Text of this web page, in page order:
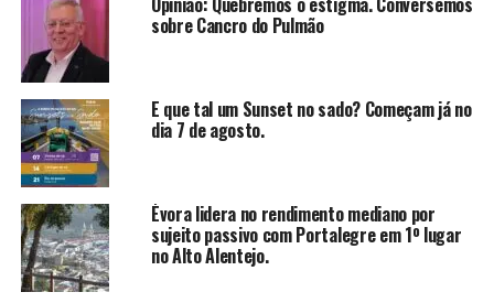
sobre Cancro do Pulmão
E que tal um Sunset no sado? Começam já no
dia 7 de agosto.
Évora lidera no rendimento mediano por
sujeito passivo com Portalegre em 1º lugar
no Alto Alentejo.